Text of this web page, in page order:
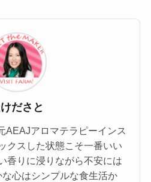
ださと
AEAJアロマテラピーインス
クスした状態こそ一番いい
香りに浸りながら不安には
心はシンプルな食生活か